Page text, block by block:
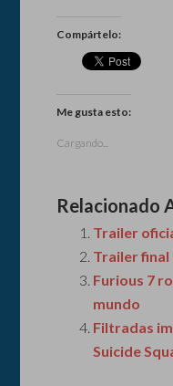
Compártelo:
Me gusta esto:
Cargando...
Relacionado
Trailer
Trailer final
Furious 7
mundo
Filtradas
Suicide